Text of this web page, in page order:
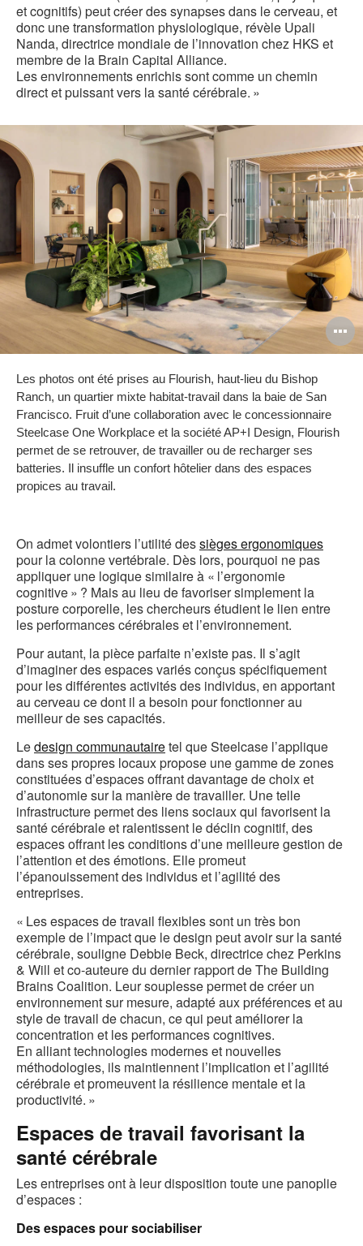
et cognitifs) peut créer des synapses dans le cerveau, et
donc une transformation physiologique, révèle Upali
Nanda, directrice mondiale de l’innovation chez HKS et
membre de la Brain Capital Alliance.
Les environnements enrichis sont comme un chemin
direct et puissant vers la santé cérébrale. »
Les photos ont été prises au Flourish, haut-lieu du Bishop
Ranch, un quartier mixte habitat-travail dans la baie de San
Francisco. Fruit d’une collaboration avec le concessionnaire
Steelcase One Workplace et la société AP+I Design, Flourish
permet de se retrouver, de travailler ou de recharger ses
batteries. Il insuffle un confort hôtelier dans des espaces
propices au travail.
On admet volontiers l’utilité dessièges ergonomiques
pour la colonne vertébrale. Dès lors, pourquoi ne pas
appliquer une logique similaire à « l’ergonomie
cognitive » ? Mais au lieu de favoriser simplement la
posture corporelle, les chercheurs étudient le lien entre
les performances cérébrales et l’environnement.
Pour autant, la pièce parfaite n’existe pas. Il s’agit
d’imaginer des espaces variés conçus spécifiquement
pour les différentes activités des individus, en apportant
au cerveau ce dont il a besoin pour fonctionner au
meilleur de ses capacités.
Ledesign communautairetel que Steelcase l’applique
dans ses propres locaux propose une gamme de zones
constituées d’espaces offrant davantage de choix et
d’autonomie sur la manière de travailler. Une telle
infrastructure permet des liens sociaux qui favorisent la
santé cérébrale et ralentissent le déclin cognitif, des
espaces offrant les conditions d’une meilleure gestion de
l’attention et des émotions. Elle promeut
l’épanouissement des individus et l’agilité des
entreprises.
« Les espaces de travail flexibles sont un très bon
exemple de l’impact que le design peut avoir sur la santé
cérébrale, souligne Debbie Beck, directrice chez Perkins
& Will et co-auteure du dernier rapport de The Building
Brains Coalition. Leur souplesse permet de créer un
environnement sur mesure, adapté aux préférences et au
style de travail de chacun, ce qui peut améliorer la
concentration et les performances cognitives.
En alliant technologies modernes et nouvelles
méthodologies, ils maintiennent l’implication et l’agilité
cérébrale et promeuvent la résilience mentale et la
productivité. »
Espaces de travail favorisant la
santé cérébrale
Les entreprises ont à leur disposition toute une panoplie
d’espaces :
Des espaces pour sociabiliser